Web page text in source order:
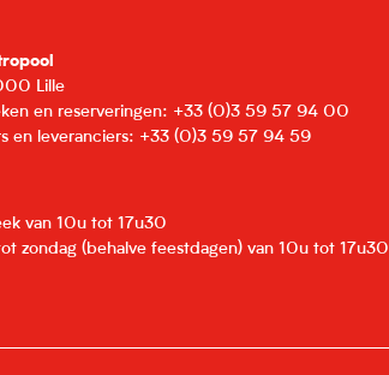
Lille
en reserveringen: +33 (0)3 59 57 94 00
en leveranciers: +33 (0)3 59 57 94 59
van 10u tot 17u30
zondag (behalve feestdagen) van 10u tot 17u30